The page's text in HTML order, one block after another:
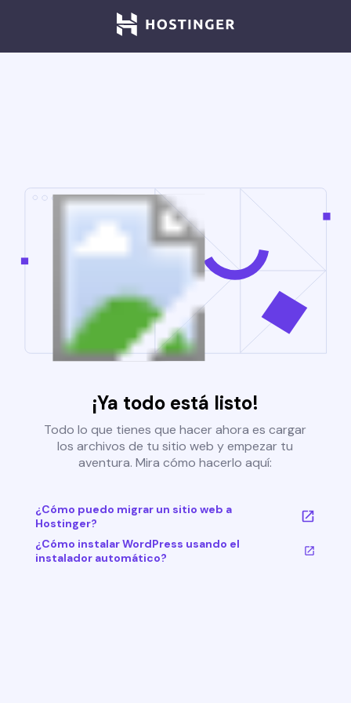
¡Ya todo está listo!
Todo lo que tienes que hacer ahora es cargar
los archivos de tu sitio web y empezar tu
aventura. Mira cómo hacerlo aquí:
¿Cómo puedo migrar un sitio web a
Hostinger?
¿Cómo instalar WordPress usando el
instalador automático?